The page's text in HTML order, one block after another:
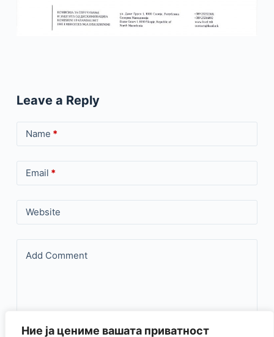
Ние ја цениме вашата приватност
Leave a Reply
Name *
Email *
Website
Add Comment